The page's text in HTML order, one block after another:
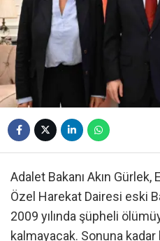
Adalet Bakanı Akın
Özel Harekat Dairesi eski
2009 yılında şüpheli
kalmayacak. Sonuna